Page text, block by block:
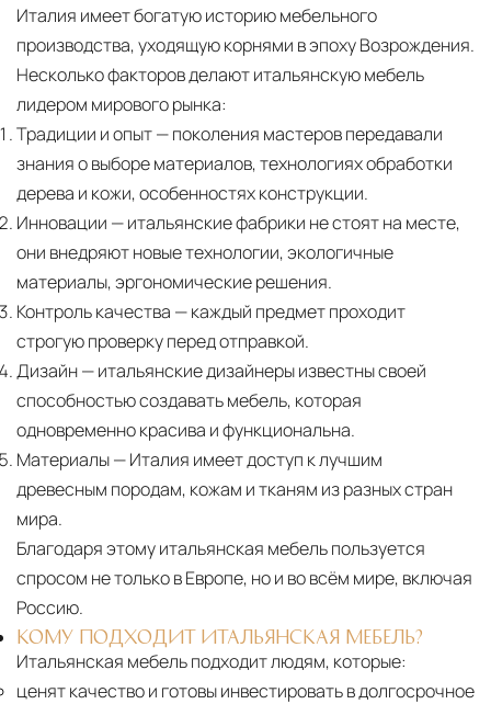
Италия имеет богатую историю мебельного
производства, уходящую корнями в эпоху Возрождения.
Несколько факторов делают итальянскую мебель
лидером мирового рынка:
Традиции и опыт— поколения мастеров передавали
знания о выборе материалов, технологиях обработки
дерева и кожи, особенностях конструкции.
Инновации — итальянские фабрики не стоят на месте,
они внедряют новые технологии, экологичные
материалы, эргономические решения.
Контроль качества — каждый предмет проходит
строгую проверку перед отправкой.
Дизайн— итальянские дизайнеры известны своей
способностью создавать мебель, которая
одновременно красива и функциональна.
Материалы— Италия имеет доступ к лучшим
древесным породам, кожам и тканям из разных стран
мира.
Благодаря этому итальянская мебель пользуется
спросом не только в Европе, но и во всём мире, включая
Россию.
КОМУ ПОДХОДИТ ИТАЛЬЯНСКАЯ МЕБЕЛЬ?
Итальянская мебель подходит людям, которые:
ценят качество и готовы инвестировать в долгосрочное